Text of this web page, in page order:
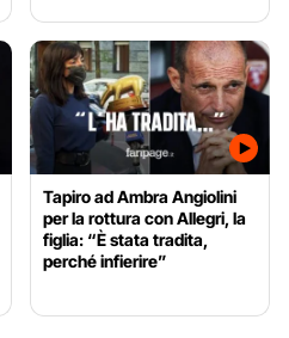
Tapiro ad Ambra Angiolini
per la rottura con Allegri, la
figlia: “È stata tradita,
perché infierire”